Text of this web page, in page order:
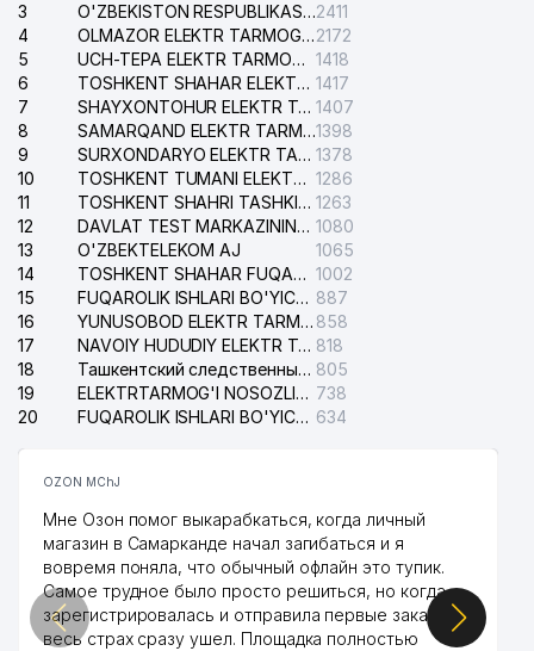
3
O'ZBEKISTON RESPUBLIKASI BOSH PROKURATURASI ISHONCH TELEFONI2411
4
OLMAZOR ELEKTR TARMOG'I NOSOZLIKLARI XIZMATI2172
5
UCH-TEPA ELEKTR TARMOG'I NOSOZLIKLARI XIZMATI 1418
6
TOSHKENT SHAHAR ELEKTR TARMOQLARI KORXONASI AJ 1417
7
SHAYXONTOHUR ELEKTR TARMOG'I NOSOZLIKLARINI TUZATISH XIZMATI 1407
8
SAMARQAND ELEKTR TARMOQLARI AJ1398
9
SURXONDARYO ELEKTR TARMOQLARI AJ 1378
10
TOSHKENT TUMANI ELEKTR TARMOG'I AVARIYA XIZMATI 1286
11
TOSHKENT SHAHRI TASHKILOT TELEFONLARI HAQIDA MA'LUMOT BYUROSI 1263
12
DAVLAT TEST MARKAZINING ISHONCH TELEFONLARI 1080
13
O'ZBEKTELEKOM AJ
1065
14
TOSHKENT SHAHAR FUQAROLIK ISHLARI BO'YICHA SUDI 1002
15
FUQAROLIK ISHLARI BO'YICHA YAKKASAROY TUMANLARARO SUDI 887
16
YUNUSOBOD ELEKTR TARMOG'I NOSOZLIKLARI XIZMATI 858
17
NAVOIY HUDUDIY ELEKTR TARMOQLARI KORXONASI AJ 818
18
Ташкентский следственный изолятор 805
19
ELEKTRTARMOG'I NOSOZLIKLARINI TO'ZATISH SERGELI XIZMATI 738
20
FUQAROLIK ISHLARI BO'YICHA UCH-TEPA TUMANI SUDI 634
OZON MChJ
Мне Озон помог выкарабкаться, когда личный
магазин в Самарканде начал загибаться и я
вовремя поняла, что обычный офлайн это тупик.
Самое трудное было просто решиться, но когда
зарегистрировалась и отправила первые заказы,
весь страх сразу ушел. Площадка полностью